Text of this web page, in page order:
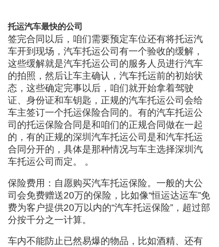
托运汽车最快的公司
签完合同以后，咱们需要预定车位还有将托运汽
车开到现场，汽车托运公司有一个验收的缓解，
这些缓解就是汽车托运公司的服务人员进行汽车
的拍照，然后让车主确认，汽车托运前的初始状
态，这些确定完事以后，咱们就开始拿着驾驶
证、身份证和车钥匙，正规的汽车托运公司会给
车主签订一个托运保险合同的。有的汽车托运公
司的托运保险合同是和咱们的正规合同做在一起
的，有的正规的深圳汽车托运公司是和汽车托运
合同分开的，具体是那种情况与车主选择深圳汽
车托运公司而定。 。
保险费用：自愿购买汽车托运保险。一般的大公
司会免费赠送20万的保险，比如像“恒运达运车”免
费为客户提供20万以内的“汽车托运保险”，超过部
分按千分之一计算。
车内不能防止已然易爆的物品，比如酒精、还有